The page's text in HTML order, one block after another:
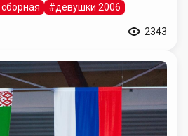
#девушки 2006
2343